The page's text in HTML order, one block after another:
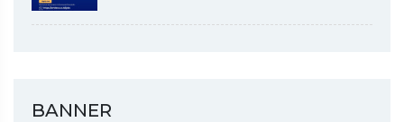
BANNER